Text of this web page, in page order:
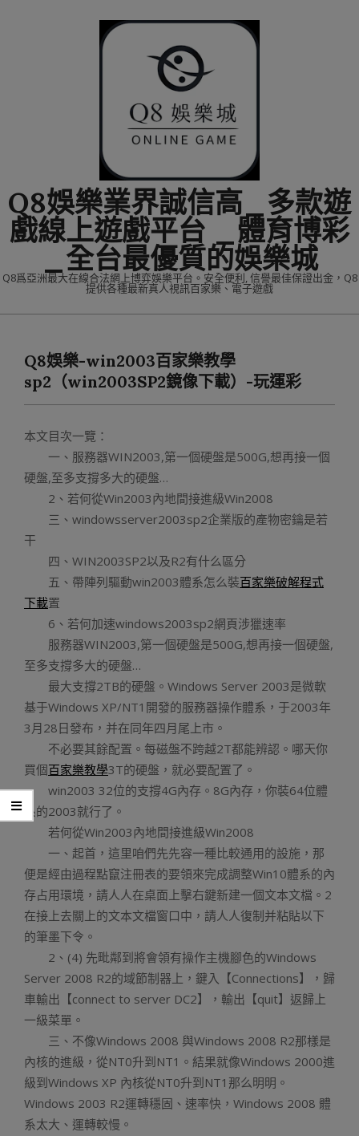
Q8娛樂業界誠信高_多款遊
戲線上遊戲平台 _體育博彩
_全台最優質的娛樂城
Q8爲亞洲最大在線合法網上博弈娛樂平台。安全便利, 信譽最佳保證出金，Q8
提供各種最新真人視訊百家樂、電子遊戲
MenuQ8娛樂-win2003百家樂教學
sp2（win2003SP2鏡像下載）-玩運彩
本文目次一覽：
一、服務器WIN2003,第一個硬盤是500G,想再接一個
硬盤,至多支撐多大的硬盤…
2、若何從Win2003內地間接進級Win2008
三、windowsserver2003sp2企業版的產物密鑰是若
干
四、WIN2003SP2以及R2有什么區分
五、帶陣列驅動win2003體系怎么裝百家樂破解程式
下載置
6、若何加速windows2003sp2網頁涉獵速率
服務器WIN2003,第一個硬盤是500G,想再接一個硬盤,
至多支撐多大的硬盤…
最大支撐2TB的硬盤。Windows Server 2003是微軟
基于Windows XP/NT1開發的服務器操作體系，于2003年
3月28日發布，并在同年四月尾上市。
不必要其餘配置。每磁盤不跨越2T都能辨認。哪天你
買個百家樂教學3T的硬盤，就必要配置了。
win2003 32位的支撐4G內存。8G內存，你裝64位體
系的2003就行了。
若何從Win2003內地間接進級Win2008
一、起首，這里咱們先先容一種比較通用的設施，那
便是經由過程點竄注冊表的要領來完成調整Win10體系的內
存占用環境，請人人在桌面上擊右鍵新建一個文本文檔。2
在接上去關上的文本文檔窗口中，請人人復制并粘貼以下
的筆墨下令。
2、(4) 先毗鄰到將會領有操作主機腳色的Windows
Server 2008 R2的域節制器上，鍵入【Connections】，歸
車輸出【connect to server DC2】，輸出【quit】返歸上
一級菜單。
三、不像Windows 2008 與Windows 2008 R2那樣是
內核的進級，從NT0升到NT1。結果就像Windows 2000進
級到Windows XP 內核從NT0升到NT1那么明明。
Windows 2003 R2運轉穩固、速率快，Windows 2008 體
系太大、運轉較慢。